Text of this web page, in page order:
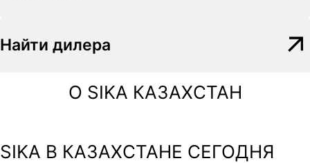
Найти дилера
О SIKA КАЗАХСТАН
SIKA В КАЗАХСТАНЕ СЕГОДНЯ